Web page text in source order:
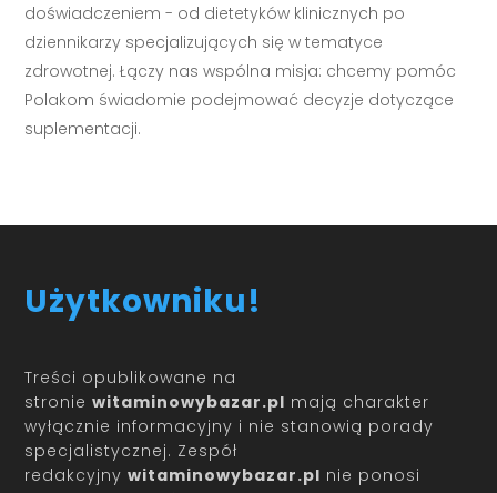
doświadczeniem - od dietetyków klinicznych po
dziennikarzy specjalizujących się w tematyce
zdrowotnej. Łączy nas wspólna misja: chcemy pomóc
Polakom świadomie podejmować decyzje dotyczące
suplementacji.
Użytkowniku!
Treści opublikowane na
stroniewitaminowybazar.pl mają charakter
wyłącznie informacyjny i nie stanowią porady
specjalistycznej. Zespół
redakcyjnywitaminowybazar.pl nie ponosi